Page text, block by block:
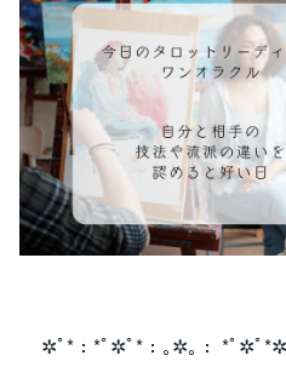
✲ﾟ*：*ﾟ✲ﾟ*：｡✲｡： *ﾟ✲ﾟ